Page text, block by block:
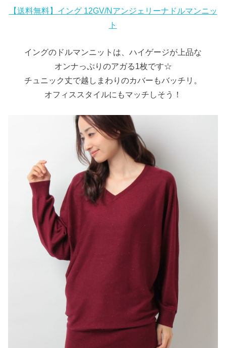
【送料無料】イング 12GV/Nアンジェリーナドルマンニッ
ト
イングのドルマンニットは、ハイゲージが上品な
オンナっぷりのアガる1枚です☆
チュニック丈で越しまわりのカバーもバッチリ。
オフィススタイルにもマッチしそう！